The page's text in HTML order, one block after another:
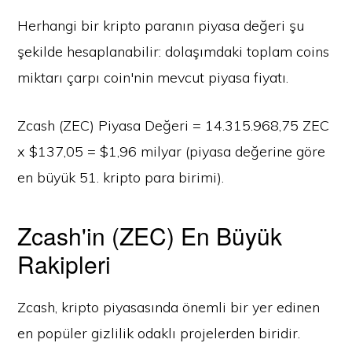
Herhangi bir kripto paranın piyasa değeri şu
şekilde hesaplanabilir: dolaşımdaki toplam coins
miktarı çarpı coin'nin mevcut piyasa fiyatı.
Zcash (ZEC) Piyasa Değeri = 14.315.968,75 ZEC
x $137,05 = $1,96 milyar (piyasa değerine göre
en büyük 51. kripto para birimi).
Zcash'in (ZEC) En Büyük
Rakipleri
Zcash, kripto piyasasında önemli bir yer edinen
en popüler gizlilik odaklı projelerden biridir.